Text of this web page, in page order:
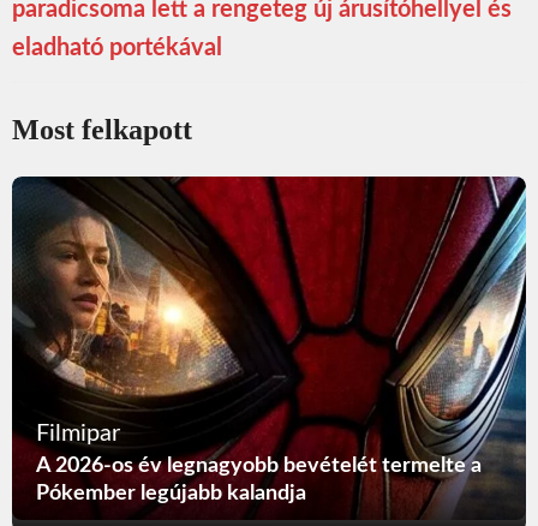
paradicsoma lett a rengeteg új árusítóhellyel és
eladható portékával
Most felkapott
Filmipar
A 2026-os év legnagyobb bevételét termelte a
Pókember legújabb kalandja